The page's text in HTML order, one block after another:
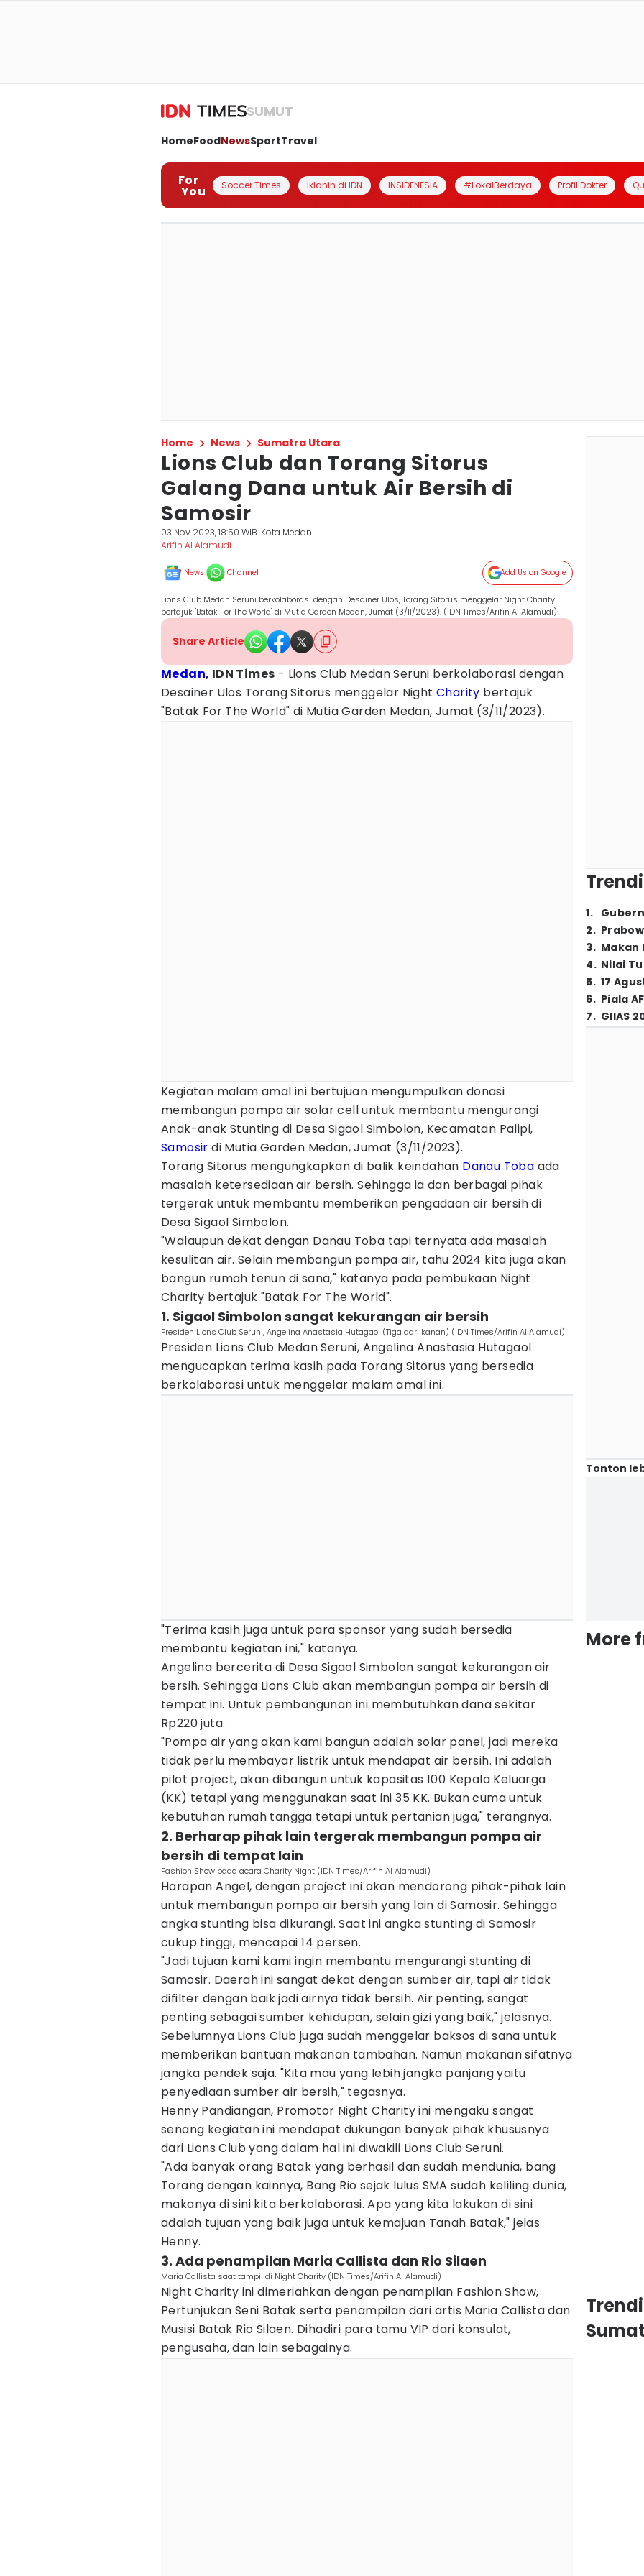
SUMUT
HomeFoodNewsSportTravel
For
You Soccer Times Iklanin di IDN INSIDENESIA #LokalBerdaya Profil Dokter
Home News Sumatra Utara
Lions Club dan Torang Sitorus
Galang Dana untuk Air Bersih di
Samosir
03 Nov 2023, 18:50 WIB Kota Medan
Arifin Al Alamudi
News Channel Add Us on Google
Lions Club Medan Seruni berkolaborasi dengan Desainer Ulos, Torang Sitorus menggelar Night Charity
bertajuk "Batak For The World" di Mutia Garden Medan, Jumat (3/11/2023). (IDN Times/Arifin Al Alamudi)
Share Article
Medan, IDN Times - Lions Club Medan Seruni berkolaborasi dengan
Desainer Ulos Torang Sitorus menggelar Night Charity bertajuk
"Batak For The World" di Mutia Garden Medan, Jumat (3/11/2023).
Kegiatan malam amal ini bertujuan mengumpulkan donasi
membangun pompa air solar cell untuk membantu mengurangi
Anak-anak Stunting di Desa Sigaol Simbolon, Kecamatan Palipi,
Samosir di Mutia Garden Medan, Jumat (3/11/2023).
Torang Sitorus mengungkapkan di balik keindahan Danau Toba ada
masalah ketersediaan air bersih. Sehingga ia dan berbagai pihak
tergerak untuk membantu memberikan pengadaan air bersih di
Desa Sigaol Simbolon.
"Walaupun dekat dengan Danau Toba tapi ternyata ada masalah
kesulitan air. Selain membangun pompa air, tahu 2024 kita juga akan
bangun rumah tenun di sana," katanya pada pembukaan Night
Charity bertajuk "Batak For The World".
1. Sigaol Simbolon sangat kekurangan air bersih
Presiden Lions Club Seruni, Angelina Anastasia Hutagaol (Tiga dari kanan) (IDN Times/Arifin Al Alamudi)
Presiden Lions Club Medan Seruni, Angelina Anastasia Hutagaol
mengucapkan terima kasih pada Torang Sitorus yang bersedia
berkolaborasi untuk menggelar malam amal ini.
"Terima kasih juga untuk para sponsor yang sudah bersedia
membantu kegiatan ini," katanya.
Angelina bercerita di Desa Sigaol Simbolon sangat kekurangan air
bersih. Sehingga Lions Club akan membangun pompa air bersih di
tempat ini. Untuk pembangunan ini membutuhkan dana sekitar
Rp220 juta.
"Pompa air yang akan kami bangun adalah solar panel, jadi mereka
tidak perlu membayar listrik untuk mendapat air bersih. Ini adalah
pilot project, akan dibangun untuk kapasitas 100 Kepala Keluarga
(KK) tetapi yang menggunakan saat ini 35 KK. Bukan cuma untuk
kebutuhan rumah tangga tetapi untuk pertanian juga," terangnya.
2. Berharap pihak lain tergerak membangun pompa air
bersih di tempat lain
Fashion Show pada acara Charity Night (IDN Times/Arifin Al Alamudi)
Harapan Angel, dengan project ini akan mendorong pihak-pihak lain
untuk membangun pompa air bersih yang lain di Samosir. Sehingga
angka stunting bisa dikurangi. Saat ini angka stunting di Samosir
cukup tinggi, mencapai 14 persen.
"Jadi tujuan kami kami ingin membantu mengurangi stunting di
Samosir. Daerah ini sangat dekat dengan sumber air, tapi air tidak
difilter dengan baik jadi airnya tidak bersih. Air penting, sangat
penting sebagai sumber kehidupan, selain gizi yang baik," jelasnya.
Sebelumnya Lions Club juga sudah menggelar baksos di sana untuk
memberikan bantuan makanan tambahan. Namun makanan sifatnya
jangka pendek saja. "Kita mau yang lebih jangka panjang yaitu
penyediaan sumber air bersih," tegasnya.
Henny Pandiangan, Promotor Night Charity ini mengaku sangat
senang kegiatan ini mendapat dukungan banyak pihak khususnya
dari Lions Club yang dalam hal ini diwakili Lions Club Seruni.
"Ada banyak orang Batak yang berhasil dan sudah mendunia, bang
Torang dengan kainnya, Bang Rio sejak lulus SMA sudah keliling dunia,
makanya di sini kita berkolaborasi. Apa yang kita lakukan di sini
adalah tujuan yang baik juga untuk kemajuan Tanah Batak," jelas
Henny.
3. Ada penampilan Maria Callista dan Rio Silaen
Maria Callista saat tampil di Night Charity (IDN Times/Arifin Al Alamudi)
Night Charity ini dimeriahkan dengan penampilan Fashion Show,
Pertunjukan Seni Batak serta penampilan dari artis Maria Callista dan
Musisi Batak Rio Silaen. Dihadiri para tamu VIP dari konsulat,
pengusaha, dan lain sebagainya.
1.
2.
3. Makan
4. Nilai
5. 17
6. Piala
7. GIIAS
Tonton
More